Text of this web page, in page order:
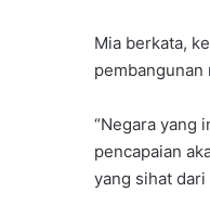
Mia berkata,
pembangunan
“Negara yang
pencapaian
yang sihat